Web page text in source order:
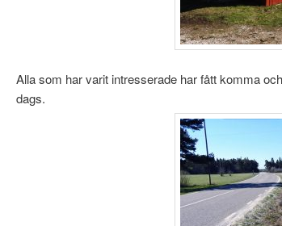
Alla som har varit intresserade har fått komma
dags.